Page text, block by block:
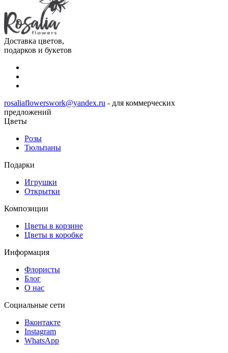
Доставка цветов,
подарков и букетов
rosaliaflowerswork@yandex.ru - для коммерческих
предложений
Цветы
Розы
Тюльпаны
Подарки
Игрушки
Открытки
Композиции
Цветы в корзине
Цветы в коробке
Информация
Флористы
Блог
О нас
Социальные сети
Вконтакте
Instagram
WhatsApp